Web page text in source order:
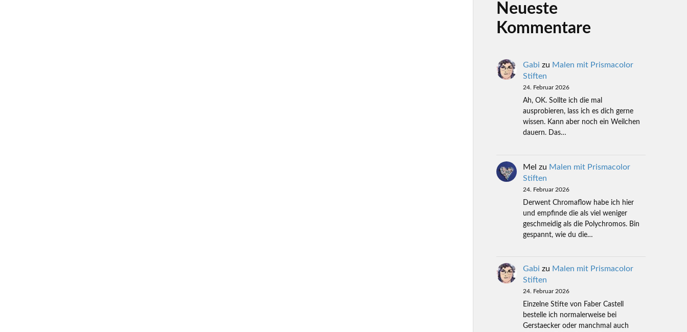
Neueste
Kommentare
Gabi zu Malen mit Prismacolor
Stiften
24. Februar 2026
Ah, OK. Sollte ich die mal
ausprobieren, lass ich es dich gerne
wissen. Kann aber noch ein Weilchen
dauern. Das…
Mel zu Malen mit Prismacolor
Stiften
24. Februar 2026
Derwent Chromaflow habe ich hier
und empfinde die als viel weniger
geschmeidig als die Polychromos. Bin
gespannt, wie du die…
Gabi zu Malen mit Prismacolor
Stiften
24. Februar 2026
Einzelne Stifte von Faber Castell
bestelle ich normalerweise bei
Gerstaecker oder manchmal auch